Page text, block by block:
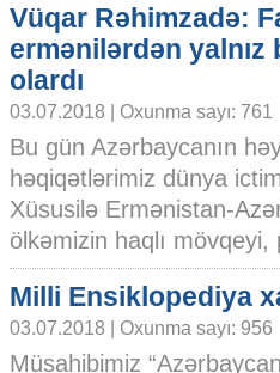
Vüqar Rəhimzadə:
ermənilərdən
olardı
03.07.2018 | Oxunma sayı: 761
Bu gün Azərbaycanın
həqiqətlərimiz dünya
Xüsusilə Ermənistan-
ölkəmizin haqlı
Milli Ensiklopediya
03.07.2018 | Oxunma sayı: 956
Müsahibimiz